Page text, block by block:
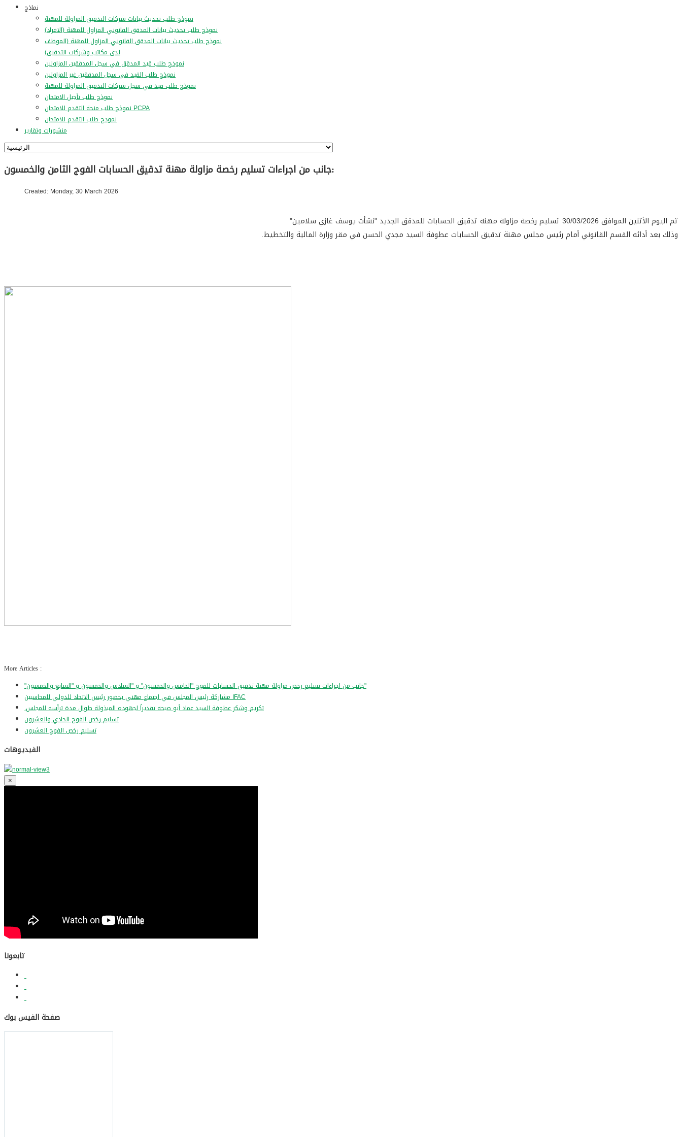
نماذج
نموذج طلب تحديث بيانات شركات التدقيق المزاولة للمهنة
نموذج طلب تحديث بيانات المدقق القانوني المزاول للمهنة (الافراد)
نموذج طلب تحديث بيانات المدقق القانوني المزاول للمهنة (الموظف
لدى مكاتب وشركات التدقيق)
نموذج طلب قيد المدقق في سجل المدققين المزاولين
نموذج طلب القيد في سجل المدققين غير المزاولين
نموذج طلب قيد في سجل شركات التدقيق المزاولة للمهنة
نموذج طلب تأجيل الامتحان
نموذج طلب منحة التقدم للامتحان PCPA
نموذج طلب التقدم للامتحان
منشورات وتقارير
جانب من اجراءات تسليم رخصة مزاولة مهنة تدقيق الحسابات الفوج الثامن والخمسون:
Created: Monday, 30 March 2026
تم اليوم الأثنين الموافق 30/03/2026 تسليم رخصة مزاولة مهنة تدقيق الحسابات للمدقق الجديد "نشأت يوسف غازي سلامين"
وذلك بعد أدائه القسم القانوني أمام رئيس مجلس مهنة تدقيق الحسابات عطوفة السيد مجدي الحسن في مقر وزارة المالية والتخطيط.
More Articles :
"جانب من اجراءات تسليم رخص مزاولة مهنة تدقيق الحسابات للفوج "الخامس والخمسون" و "السادس والخمسون و "السابع والخمسون"
مشاركة رئيس المجلس في اجتماع مهني بحضور رئيس الاتحاد للدولي للمحاسبين IFAC
.تكريم وشكر عطوفة السيد عماد أبو صبحه تقديراً لجهوده المبذولة طوال مدة ترأسه للمجلس
تسليم رخص الفوج الحادي والعشرون
تسليم رخص الفوج العشرون
الفيديوهات
×
تابعونا
صفحة الفيس بوك